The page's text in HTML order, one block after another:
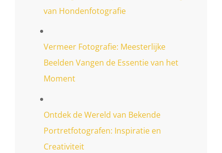
van Hondenfotografie
Vermeer Fotografie: Meesterlijke
Beelden Vangen de Essentie van het
Moment
Ontdek de Wereld van Bekende
Portretfotografen: Inspiratie en
Creativiteit